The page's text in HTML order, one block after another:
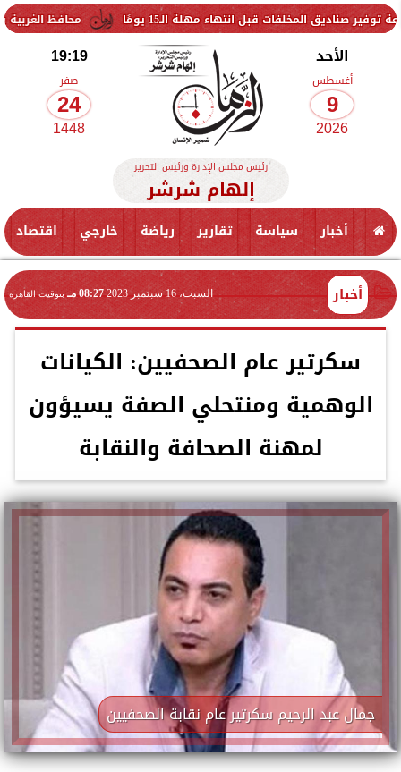
محافظ الغربية يتفقد حزمة من قبل انتهاء مهلة الـ15 يومًا
الأحد
أغسطس
9
2026
19:19
صفر
24
1448
رئيس مجلس الإدارة ورئيس التحرير
إلهام شرشر
أخبار سياسة تقارير رياضة خارجي اقتصاد
أخبار السبت، 16 سبتمبر 2023 08:27 مـ بتوقيت القاهرة
سكرتير عام الصحفيين: الكيانات
الوهمية ومنتحلي الصفة يسيؤون
لمهنة الصحافة والنقابة
جمال عبد الرحيم سكرتير عام نقابة الصحفيين